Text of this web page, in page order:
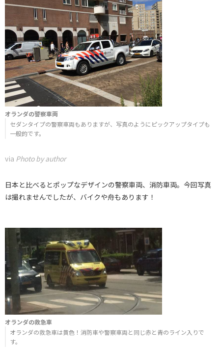
オランダの警察車両
セダンタイプの警察車両もありますが、写真のようにピックアップタイプも
一般的です。
via Photo by author
日本と比べるとポップなデザインの警察車両、消防車両。今回写真
は撮れませんでしたが、バイクや舟もあります！
オランダの救急車
オランダの救急車は黄色！消防車や警察車両と同じ赤と青のライン入りで
す。